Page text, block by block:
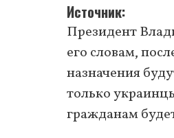
Источник
Президент
его словам,
назначения
только
гражданам